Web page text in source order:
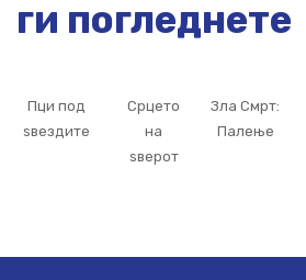
ги погледнете
Пци под
ѕвездите
Срцето
на
ѕверот
Зла Смрт:
Палење